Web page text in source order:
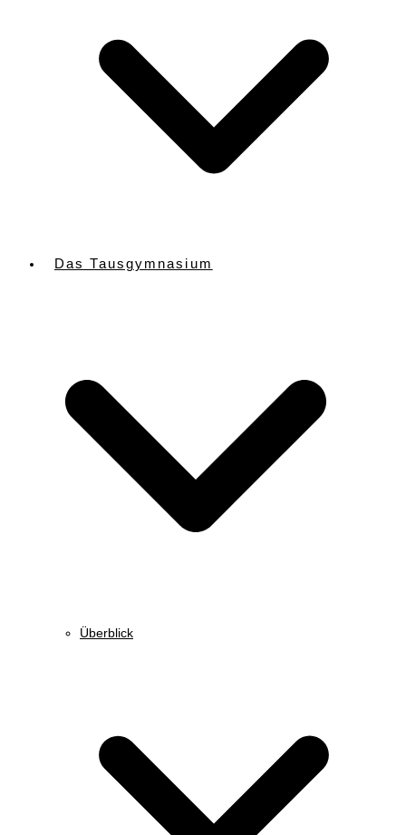
Das Tausgymnasium
Überblick